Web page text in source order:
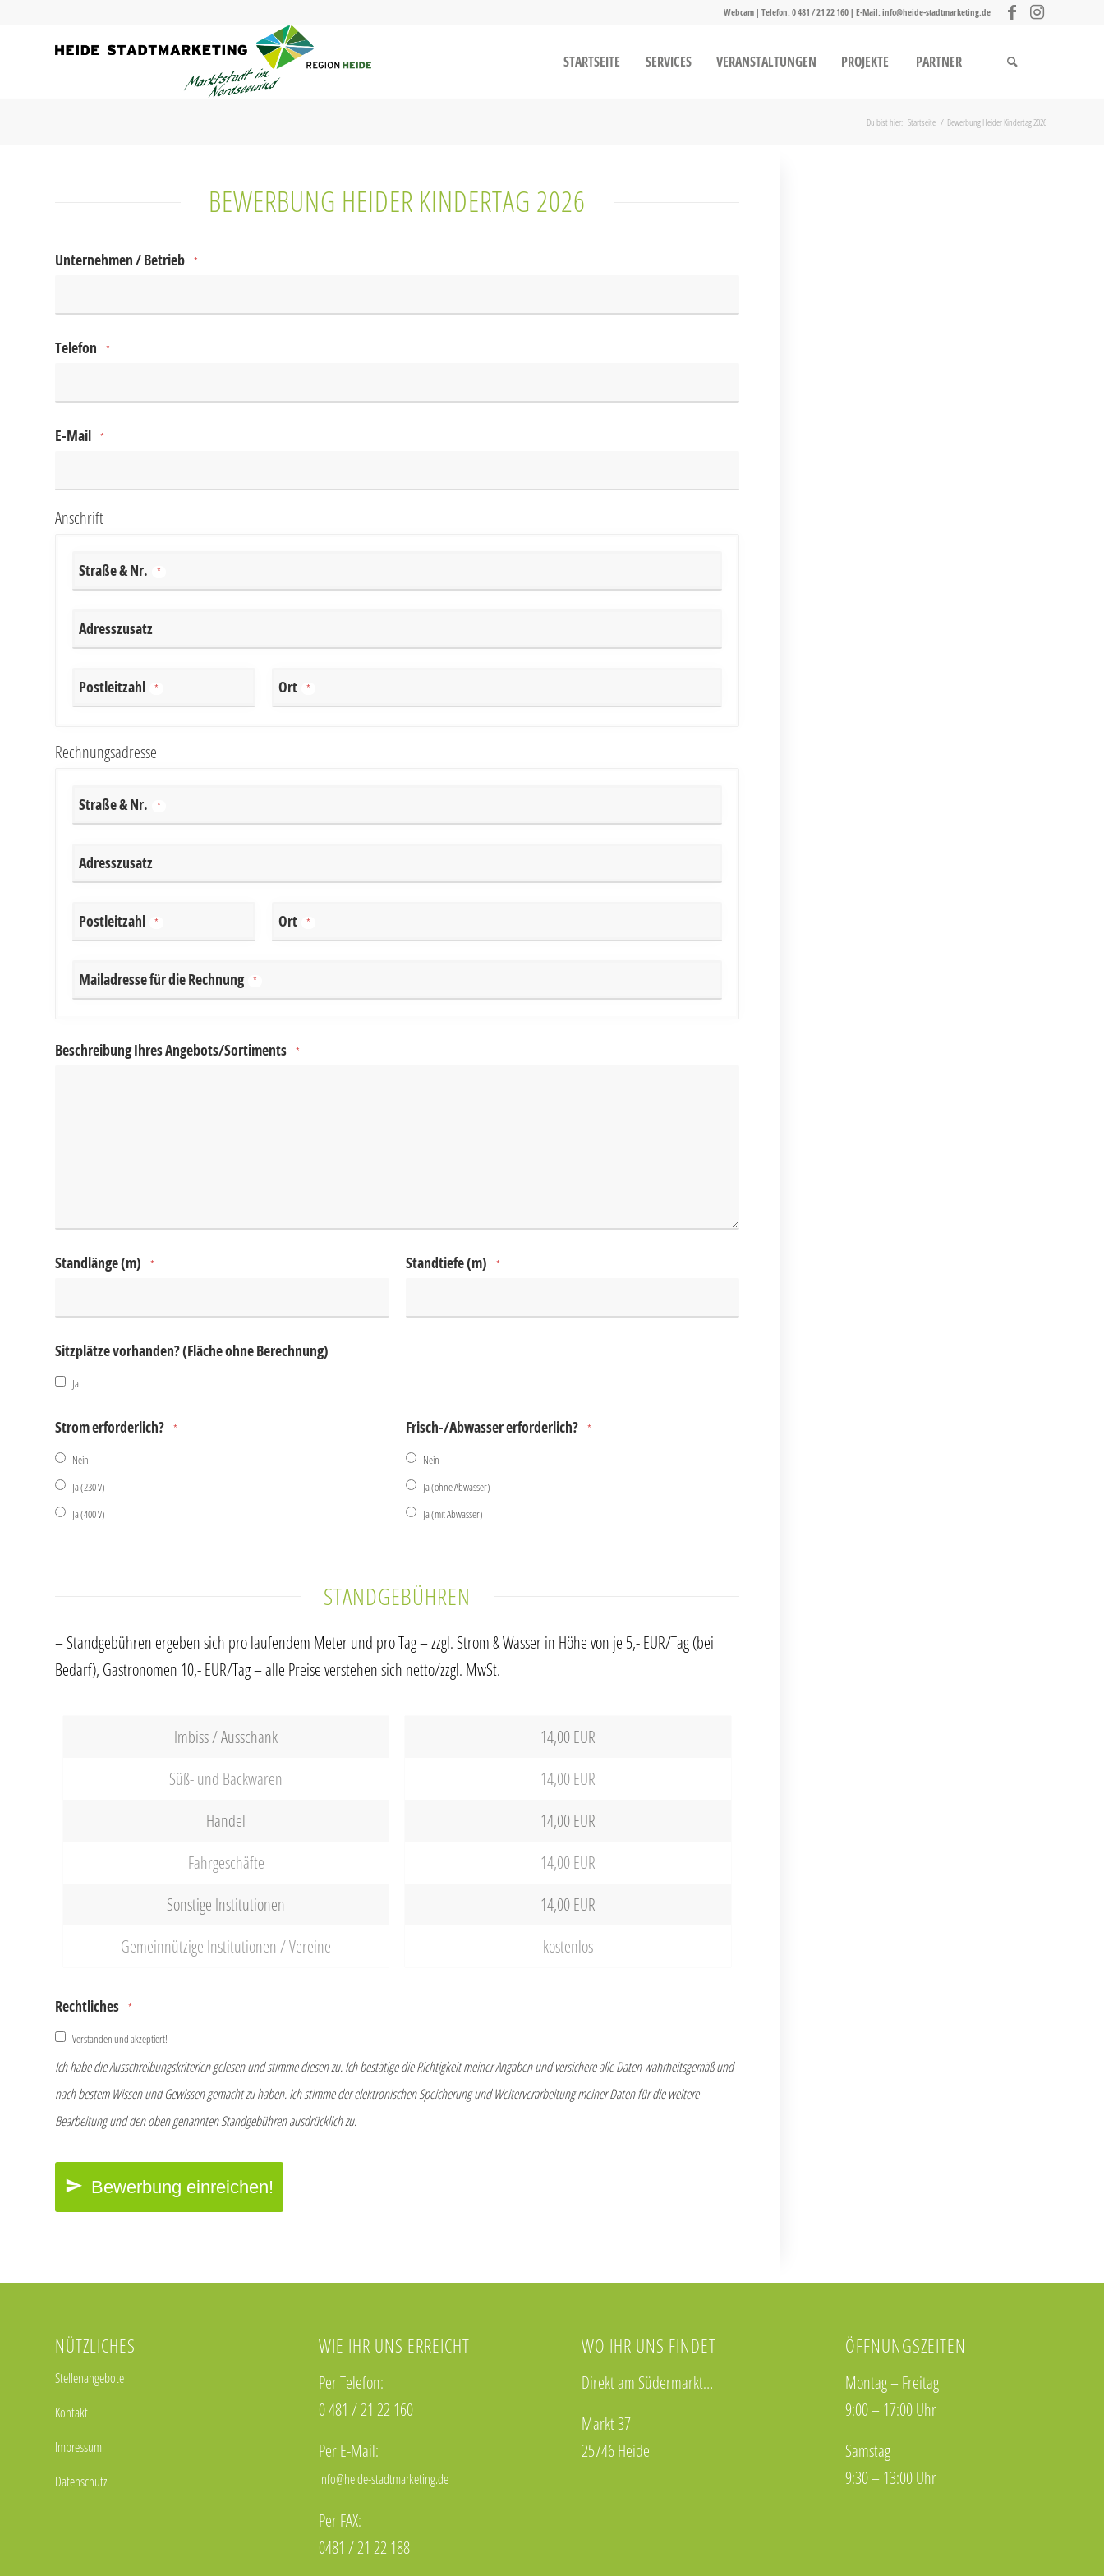
Webcam | Telefon: 0 481 / 21 22 160 | E-Mail: info@heide-stadtmarketing.de
STARTSEITE SERVICES VERANSTALTUNGEN PROJEKTE PARTNER
Du bist hier: Startseite / Bewerbung Heider Kindertag 2026
BEWERBUNG HEIDER KINDERTAG 2026
Unternehmen / Betrieb *
Telefon *
E-Mail *
Anschrift
Straße & Nr. *
Adresszusatz
Postleitzahl * Ort *
Rechnungsadresse
Straße & Nr. *
Adresszusatz
Postleitzahl * Ort *
Mailadresse für die Rechnung *
Beschreibung Ihres Angebots/Sortiments *
Standlänge (m) * Standtiefe (m) *
Sitzplätze vorhanden? (Fläche ohne Berechnung)
Ja
Strom erforderlich? *
Nein
Ja (230 V)
Ja (400 V)
Frisch-/Abwasser erforderlich? *
Nein
Ja (ohne Abwasser)
Ja (mit Abwasser)
STANDGEBÜHREN
– Standgebühren ergeben sich pro laufendem Meter und pro Tag – zzgl. Strom & Wasser in Höhe von je 5,- EUR/Tag (bei
Bedarf), Gastronomen 10,- EUR/Tag – alle Preise verstehen sich netto/zzgl. MwSt.
Imbiss / Ausschank
Süß- und Backwaren
Handel
Fahrgeschäfte
Sonstige Institutionen
Gemeinnützige Institutionen / Vereine
14,00 EUR
14,00 EUR
14,00 EUR
14,00 EUR
14,00 EUR
kostenlos
Rechtliches *
Verstanden und akzeptiert!
Ich habe die Ausschreibungskriterien gelesen und stimme diesen zu. Ich bestätige die Richtigkeit meiner Angaben und versichere alle Daten wahrheitsgemäß und
nach bestem Wissen und Gewissen gemacht zu haben. Ich stimme der elektronischen Speicherung und Weiterverarbeitung meiner Daten für die weitere
Bearbeitung und den oben genannten Standgebühren ausdrücklich zu.
Bewerbung einreichen!
left
blank
NÜTZLICHES
Stellenangebote
Kontakt
Impressum
Datenschutz
WIE IHR UNS ERREICHT
Per Telefon:
0 481 / 21 22 160
Per E-Mail:
info@heide-stadtmarketing.de
Per FAX:
0481 / 21 22 188
WO IHR UNS FINDET
Direkt am Südermarkt…
Markt 37
25746 Heide
ÖFFNUNGSZEITEN
Montag – Freitag
9:00 – 17:00 Uhr
Samstag
9:30 – 13:00 Uhr